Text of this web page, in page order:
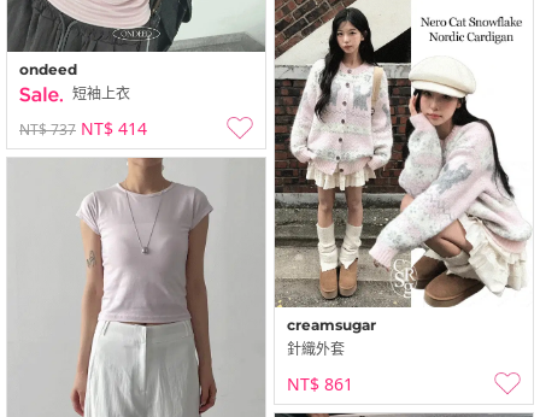
ondeed
短袖上衣
NT$ 737 NT$ 414
creamsugar
針織外套
NT$ 861